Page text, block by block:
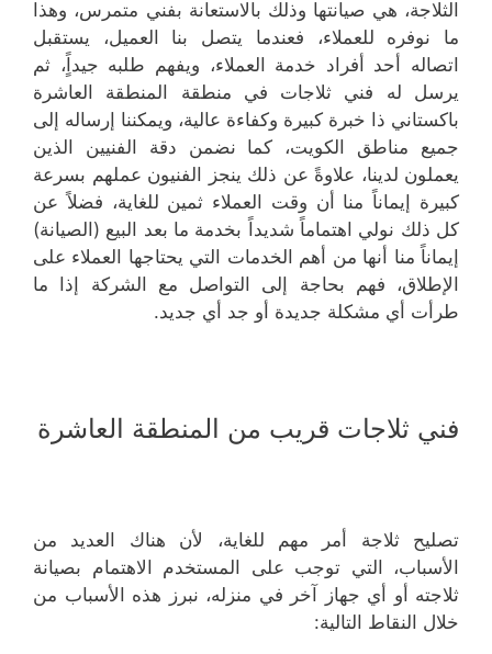
الثلاجة، هي صيانتها وذلك بالاستعانة بفني متمرس، وهذا
ما نوفره للعملاء، فعندما يتصل بنا العميل، يستقبل
اتصاله أحد أفراد خدمة العملاء، ويفهم طلبه جيداًٍ، ثم
يرسل له فني ثلاجات في منطقة المنطقة العاشرة
باكستاني ذا خبرة كبيرة وكفاءة عالية، ويمكننا إرساله إلى
جميع مناطق الكويت، كما نضمن دقة الفنيين الذين
يعملون لدينا، علاوةً عن ذلك ينجز الفنيون عملهم بسرعة
كبيرة إيماناً منا أن وقت العملاء ثمين للغاية، فضلاً عن
كل ذلك نولي اهتماماً شديداً بخدمة ما بعد البيع (الصيانة)
إيماناً منا أنها من أهم الخدمات التي يحتاجها العملاء على
الإطلاق، فهم بحاجة إلى التواصل مع الشركة إذا ما
طرأت أي مشكلة جديدة أو جد أي جديد.
فني ثلاجات قريب من المنطقة العاشرة
تصليح ثلاجة أمر مهم للغاية، لأن هناك العديد من
الأسباب، التي توجب على المستخدم الاهتمام بصيانة
ثلاجته أو أي جهاز آخر في منزله، نبرز هذه الأسباب من
خلال النقاط التالية: